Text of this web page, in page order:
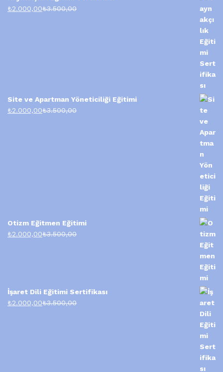
₺2.000,00₺3.500,00
Site ve Apartman Yöneticiliği Eğitimi
₺2.000,00₺3.500,00
Otizm Eğitmen Eğitimi
₺2.000,00₺3.500,00
İşaret Dili Eğitimi Sertifikası
₺2.000,00₺3.500,00